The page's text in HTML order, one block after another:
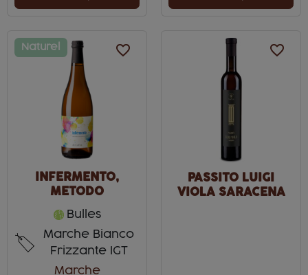
favorite_border
Naturel
INFERMENTO,
METODO
Bulles
Marche Bianco
Frizzante IGT
Marche
favorite_border
PASSITO LUIGI
VIOLA SARACENA